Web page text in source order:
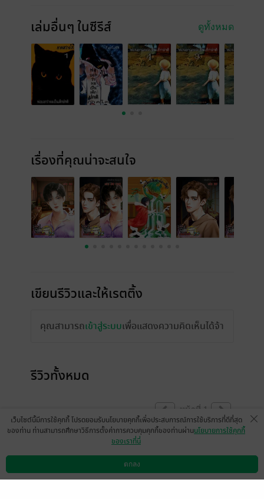
เล่มอื่นๆ ในซีรีส์ ดูทั้งหมด
เรื่องที่คุณน่าจะสนใจ
เขียนรีวิวและให้เรตติ้ง
คุณสามารถเข้าสู่ระบบเพื่อแสดงความคิดเห็นได้จ้า
รีวิวทั้งหมด
หน้าที่ 1
igreenmonkey/pam
ดาวน์โหลดแอป วิธีการใช้งาน ติดต่อเรา
เว็บไซต์นี้มีการใช้คุกกี้ โปรดยอมรับนโยบายคุกกี้เพื่อประสบการณ์การใช้บริการที่ดีที่สุด
ของท่าน ท่านสามารถศึกษาวิธีการตั้งค่าการควบคุมคุกกี้ของท่านผ่านนโยบายการใช้คุกกี้
ของเราที่นี่
ตกลง